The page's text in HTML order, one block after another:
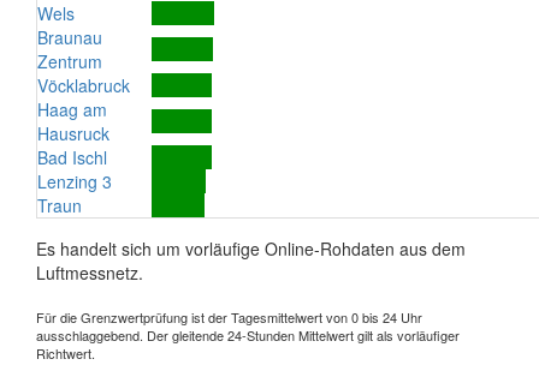
Wels
Braunau
Zentrum
Vöcklabruck
Haag am
Hausruck
Bad Ischl
Lenzing 3
Traun
Es handelt sich um vorläufige Online-Rohdaten aus dem
Luftmessnetz.
Für die Grenzwertprüfung ist der Tagesmittelwert von 0 bis 24 Uhr
ausschlaggebend. Der gleitende 24-Stunden Mittelwert gilt als vorläufiger
Richtwert.